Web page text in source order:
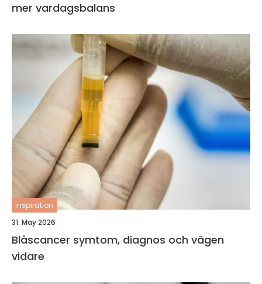
mer vardagsbalans
inspiration
31. May 2026
Blåscancer symtom, diagnos och vägen
vidare